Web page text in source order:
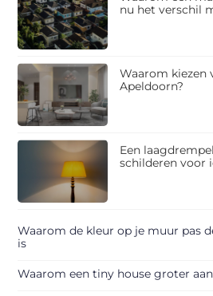
nu het verschil
Waarom kiezen
Apeldoorn?
Een
schilderen voor
Waarom de kleur op je muur pas
is
Waarom een tiny house groter